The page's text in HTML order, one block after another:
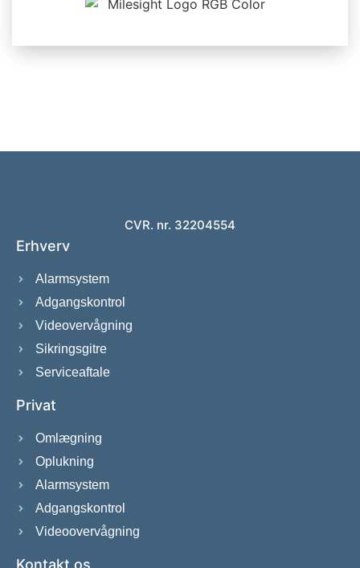
CVR. nr. 32204554
Erhverv
Alarmsystem
Adgangskontrol
Videovervågning
Sikringsgitre
Serviceaftale
Privat
Omlægning
Oplukning
Alarmsystem
Adgangskontrol
Videoovervågning
Kontakt os